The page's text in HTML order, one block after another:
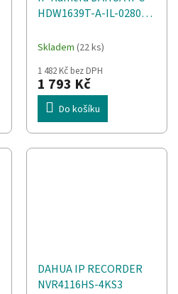
HDW1639T-A-IL-0280B-
Skladem (22 ks)
1 482 Kč bez DPH
1 793 Kč
Do košíku
DAHUA IP RECORDER
NVR4116HS-4KS3